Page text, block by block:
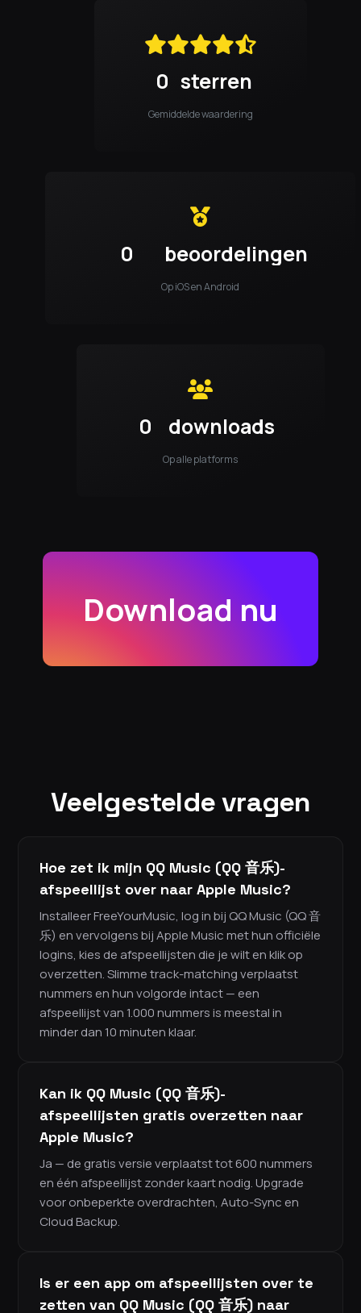
0 sterren
Gemiddelde waardering
0 beoordelingen
Op iOS en Android
0 downloads
Op alle platforms
Download nu
Veelgestelde vragen
Hoe zet ik mijn QQ Music (QQ 音乐)-
afspeellijst over naar Apple Music?
Installeer FreeYourMusic, log in bij QQ Music (QQ 音
乐) en vervolgens bij Apple Music met hun officiële
logins, kies de afspeellijsten die je wilt en klik op
overzetten. Slimme track-matching verplaatst
nummers en hun volgorde intact — een
afspeellijst van 1.000 nummers is meestal in
minder dan 10 minuten klaar.
Kan ik QQ Music (QQ 音乐)-
afspeellijsten gratis overzetten naar
Apple Music?
Ja — de gratis versie verplaatst tot 600 nummers
en één afspeellijst zonder kaart nodig. Upgrade
voor onbeperkte overdrachten, Auto-Sync en
Cloud Backup.
Is er een app om afspeellijsten over te
zetten van QQ Music (QQ 音乐) naar